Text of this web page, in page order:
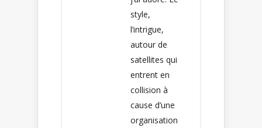
style,
l’intrigue,
autour de
satellites qui
entrent en
collision à
cause d’une
organisation